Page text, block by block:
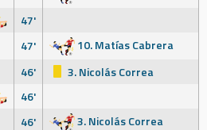
47'
47'
10. Matías Cabrera
46'
3. Nicolás Correa
46'
46'
3. Nicolás Correa